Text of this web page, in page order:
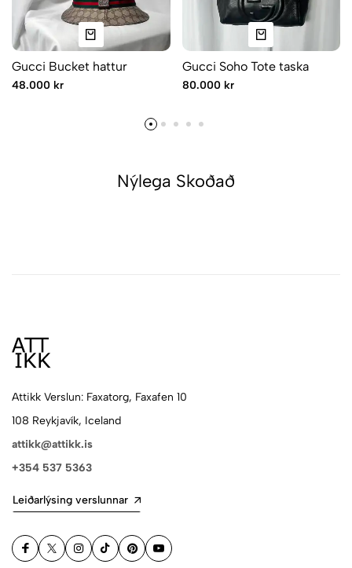
Gucci Bucket hattur
48.000 kr
Gucci Soho Tote taska
80.000 kr
Nýlega Skoðað
Attikk Verslun: Faxatorg, Faxafen 10
108 Reykjavík, Iceland
attikk@attikk.is
+354 537 5363
Leiðarlýsing verslunnar